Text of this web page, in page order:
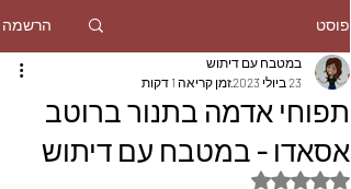
פוסט הרשמה
תפוחי אדמה בתנור ברוטב
אסאדו - במטבח עם דיתוש
במטבח עם דיתוש
23 ביולי 2023
זמן קריאה 1 דקות
דירוג של NaN מתוך 5 כוכבים